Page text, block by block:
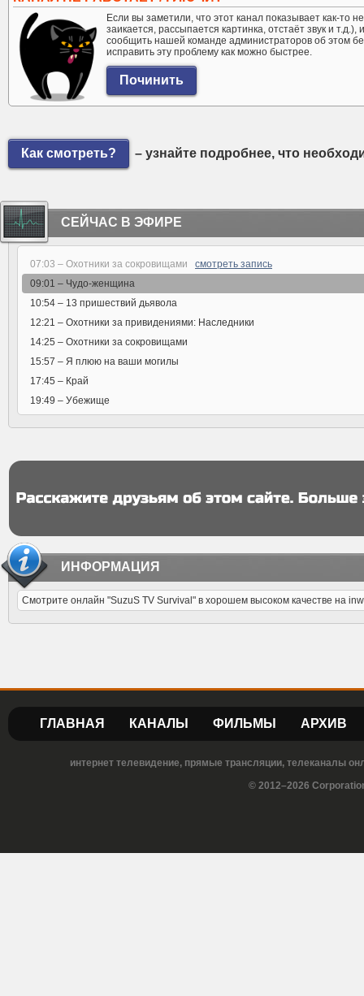
Если вы заметили, что этот канал показывает как-то
заикается, рассыпается картинка, отстаёт звук и
сообщить нашей команде администраторов об этом
исправить эту проблему как можно быстрее.
Как смотреть? – узнайте подробнее, что
СЕЙЧАС В ЭФИРЕ
07:03 – Охотники за сокровищами смотреть запись
09:01 – Чудо-женщина
10:54 – 13 пришествий дьявола
12:21 – Охотники за привидениями: Наследники
14:25 – Охотники за сокровищами
15:57 – Я плюю на ваши могилы
17:45 – Край
19:49 – Убежище
ИНФОРМАЦИЯ
Смотрите онлайн "SuzuS TV Survival" в хорошем высоком качестве на
ГЛАВНАЯ КАНАЛЫ ФИЛЬМЫ АРХИВ
интернет телевидение, прямые трансляции, телеканалы
© 2012–2026